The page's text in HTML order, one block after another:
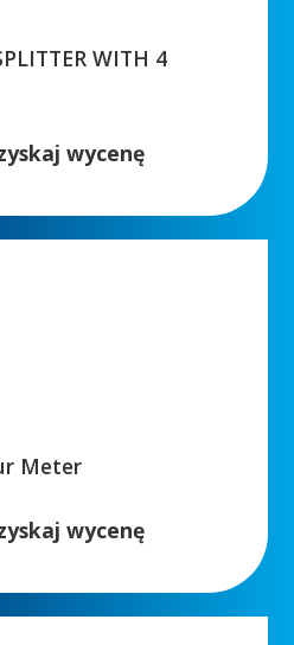
WITH 4
wycenę
Meter
wycenę